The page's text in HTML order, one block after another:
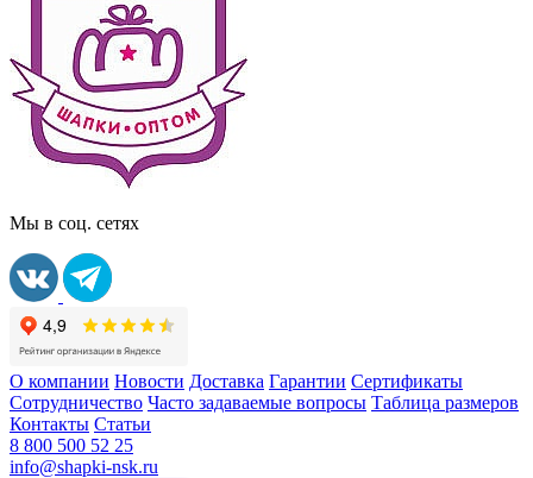
Мы в соц. сетях
О компании Новости Доставка Гарантии Сертификаты
Сотрудничество Часто задаваемые вопросы Таблица размеров
Контакты Статьи
8 800 500 52 25
info@shapki-nsk.ru